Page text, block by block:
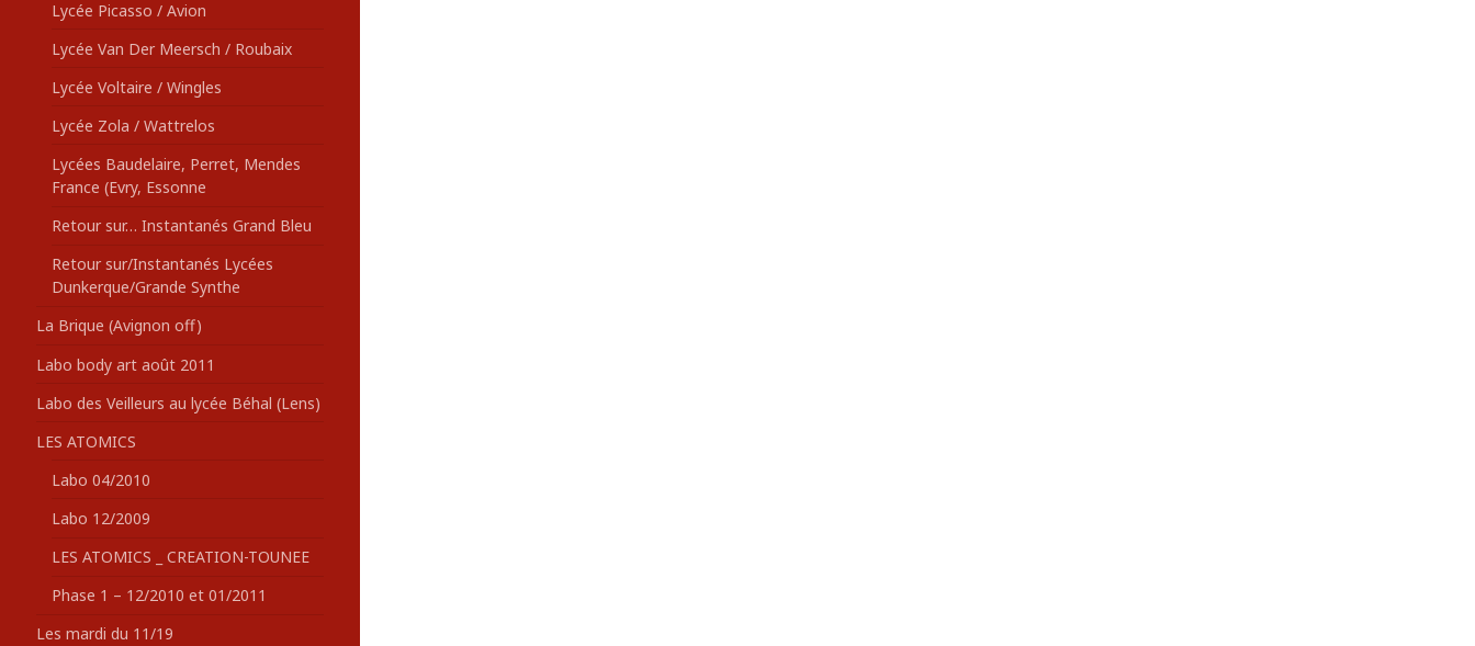
Lycée Picasso / Avion
Lycée Van Der Meersch / Roubaix
Lycée Voltaire / Wingles
Lycée Zola / Wattrelos
Lycées Baudelaire, Perret, Mendes
France (Evry, Essonne
Retour sur… Instantanés Grand Bleu
Retour sur/Instantanés Lycées
Dunkerque/Grande Synthe
La Brique (Avignon off)
Labo body art août 2011
Labo des Veilleurs au lycée Béhal (Lens)
LES ATOMICS
Labo 04/2010
Labo 12/2009
LES ATOMICS _ CREATION-TOUNEE
Phase 1 – 12/2010 et 01/2011
Les mardi du 11/19